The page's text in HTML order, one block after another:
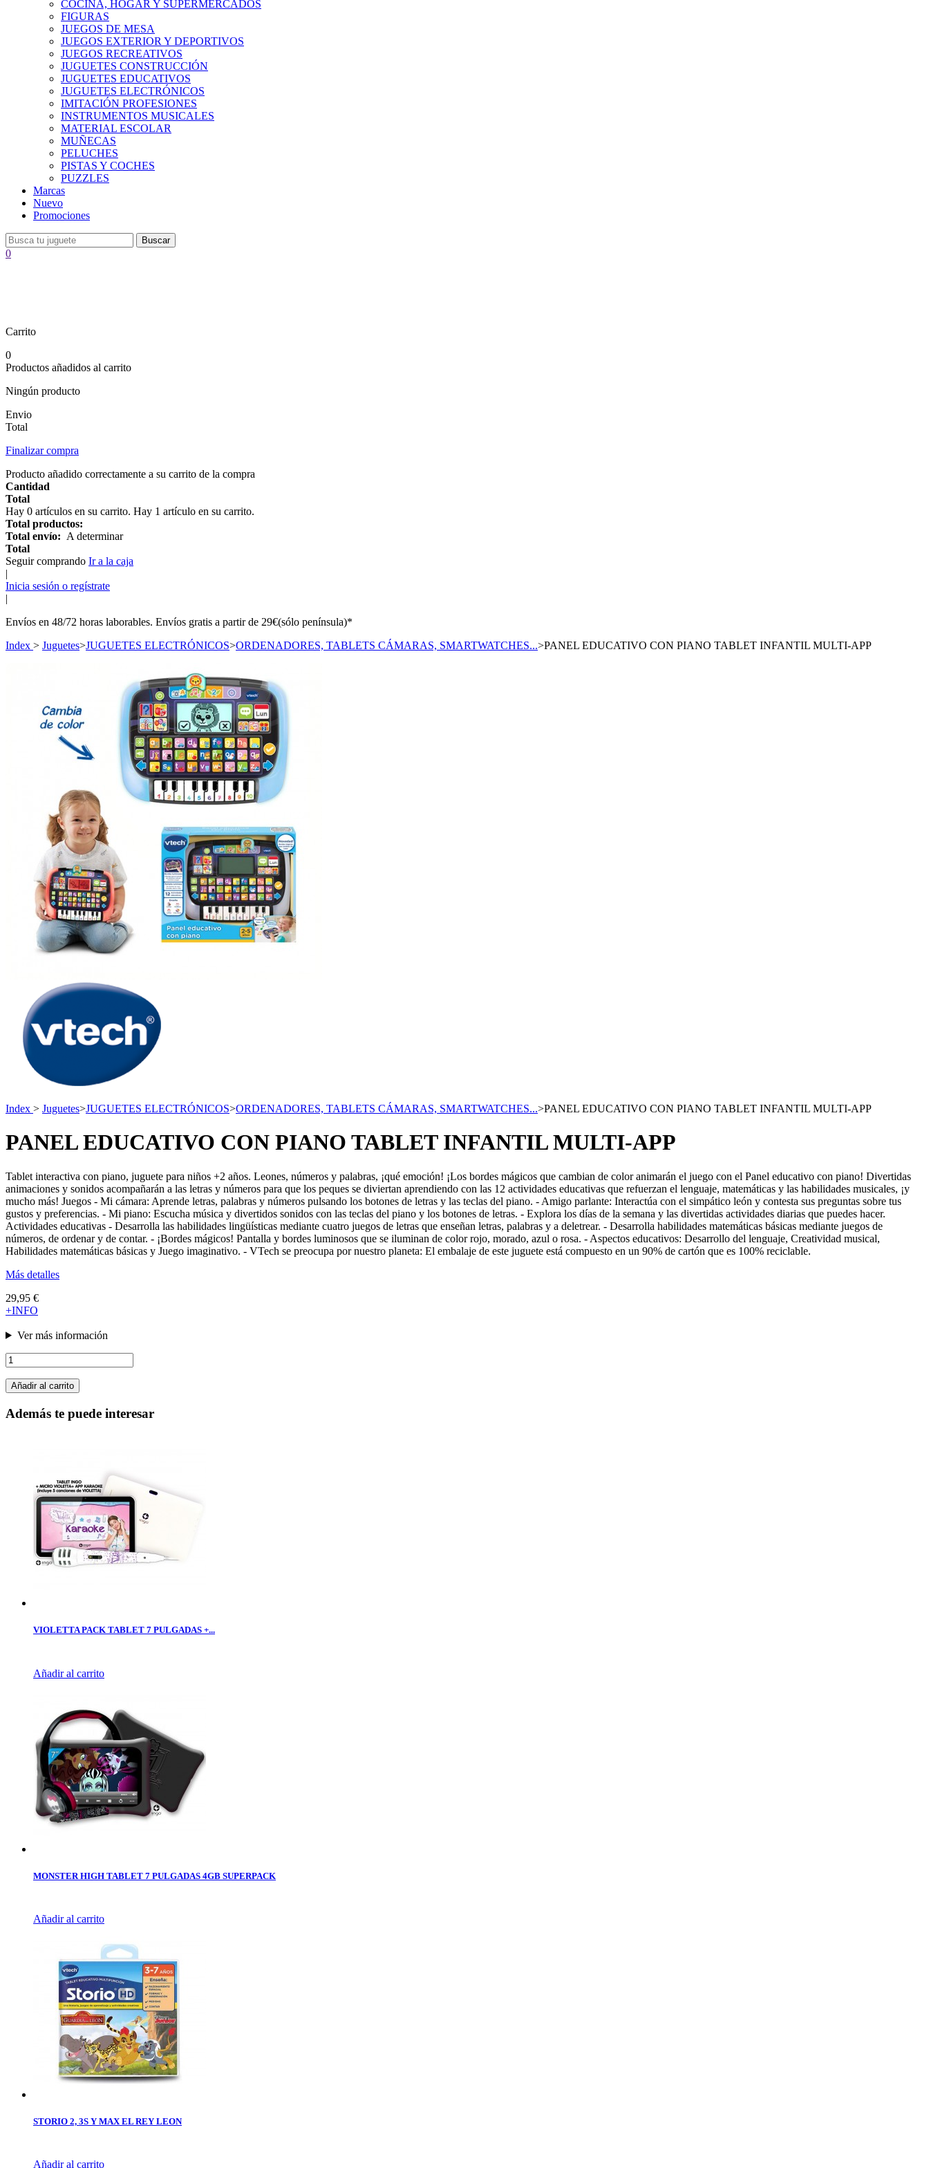
COCINA, HOGAR Y SUPERMERCADOS
FIGURAS
JUEGOS DE MESA
JUEGOS EXTERIOR Y DEPORTIVOS
JUEGOS RECREATIVOS
JUGUETES CONSTRUCCIÓN
JUGUETES EDUCATIVOS
JUGUETES ELECTRÓNICOS
IMITACIÓN PROFESIONES
INSTRUMENTOS MUSICALES
MATERIAL ESCOLAR
MUÑECAS
PELUCHES
PISTAS Y COCHES
PUZZLES
Marcas
Nuevo
Promociones
Buscar
0
Carrito
0
Productos añadidos al carrito
Ningún producto
Envio
Total
Finalizar compra
Producto añadido correctamente a su carrito de la compra
Cantidad
Total
Hay 0 artículos en su carrito. Hay 1 artículo en su carrito.
Total productos:
Total envío: A determinar
Total
Seguir comprando Ir a la caja
|
Inicia sesión o regístrate
|
Envíos en 48/72 horas laborables. Envíos gratis a partir de 29€(sólo península)*
Index > Juguetes>JUGUETES ELECTRÓNICOS>ORDENADORES, TABLETS CÁMARAS, SMARTWATCHES...>PANEL EDUCATIVO CON PIANO TABLET INFANTIL MULTI-APP
Index > Juguetes>JUGUETES ELECTRÓNICOS>ORDENADORES, TABLETS CÁMARAS, SMARTWATCHES...>PANEL EDUCATIVO CON PIANO TABLET INFANTIL MULTI-APP
PANEL EDUCATIVO CON PIANO TABLET INFANTIL MULTI-APP
Tablet interactiva con piano, juguete para niños +2 años. Leones, números y palabras, ¡qué emoción! ¡Los bordes mágicos que cambian de color animarán el juego con el Panel educativo con piano! Divertidas
animaciones y sonidos acompañarán a las letras y números para que los peques se diviertan aprendiendo con las 12 actividades educativas que refuerzan el lenguaje, matemáticas y las habilidades musicales, ¡y
mucho más! Juegos - Mi cámara: Aprende letras, palabras y números pulsando los botones de letras y las teclas del piano. - Amigo parlante: Interactúa con el simpático león y contesta sus preguntas sobre tus
gustos y preferencias. - Mi piano: Escucha música y divertidos sonidos con las teclas del piano y los botones de letras. - Explora los días de la semana y las divertidas actividades diarias que puedes hacer.
Actividades educativas - Desarrolla las habilidades lingüísticas mediante cuatro juegos de letras que enseñan letras, palabras y a deletrear. - Desarrolla habilidades matemáticas básicas mediante juegos de
números, de ordenar y de contar. - ¡Bordes mágicos! Pantalla y bordes luminosos que se iluminan de color rojo, morado, azul o rosa. - Aspectos educativos: Desarrollo del lenguaje, Creatividad musical,
Habilidades matemáticas básicas y Juego imaginativo. - VTech se preocupa por nuestro planeta: El embalaje de este juguete está compuesto en un 90% de cartón que es 100% reciclable.
Más detalles
29,95 €
+INFO
Ver más información
Añadir al carrito
Además te puede interesar
VIOLETTA PACK TABLET 7 PULGADAS +...
Añadir al carrito
MONSTER HIGH TABLET 7 PULGADAS 4GB SUPERPACK
Añadir al carrito
STORIO 2, 3S Y MAX EL REY LEON
Añadir al carrito